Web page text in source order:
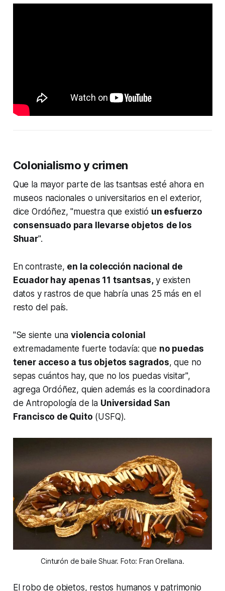
Colonialismo y crimen
Que la mayor parte de las tsantsas esté ahora en
museos nacionales o universitarios en el exterior,
dice Ordóñez, "muestra que existió un esfuerzo
consensuado para llevarse objetos de los
Shuar".
En contraste, en la colección nacional de
Ecuador hay apenas 11 tsantsas,y existen
datos y rastros de que habría unas 25 más en el
resto del país.
"Se siente unaviolencia colonial
extremadamente fuerte todavía: que no puedas
tener acceso a tus objetos sagrados, que no
sepas cuántos hay, que no los puedas visitar",
agrega Ordóñez, quien además es la coordinadora
de Antropología de la Universidad San
Francisco de Quito (USFQ).
Cinturón de baile Shuar. Foto: Fran Orellana.
El robo de objetos, restos humanos y patrimonio